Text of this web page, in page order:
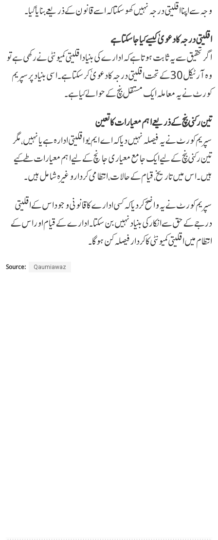
وجہ سے اپنا اقلیتی درجہ نہیں کھو سکتا کہ اسے قانون کے ذریعے بنایا گیا۔
اقلیتی درجہ کا دعویٰ کیسے کیا جا سکتا ہے
اگر تحقیق سے یہ ثابت ہوتا ہے کہ ادارے کی بنیاد اقلیتی کمیونٹی نے رکھی ہے تو
وہ آرٹیکل 30 کے تحت اقلیتی درجہ کا دعویٰ کر سکتا ہے۔ اسی بنیاد پر سپریم
کورٹ نے یہ معاملہ ایک مستقل بنچ کے حوالے کیا ہے۔
تین رکنی بنچ کے ذریعے اہم معیارات کا تعین
سپریم کورٹ نے یہ فیصلہ نہیں دیا کہ اے ایم یو اقلیتی ادارہ ہے یا نہیں، مگر
تین رکنی بنچ کے لیے ایک جامع معیاری جانچ کے لیے اہم معیارات طے کیے
ہیں۔ اس میں تاریخ، قیام کے حالات، انتظامی کردار وغیرہ شامل ہیں۔
سپریم کورٹ نے یہ واضح کر دیا کہ کسی ادارے کا قانونی وجود اس کے اقلیتی
درجے کے حق سے انکار کی بنیاد نہیں بن سکتا۔ ادارے کے قیام اور اس کے
انتظام میں اقلیتی کمیونٹی کا کردار فیصلہ کن ہوگا۔
Source: Qaumiawaz